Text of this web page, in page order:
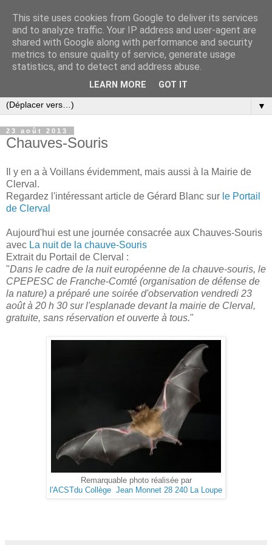
▼
23 août 2013
Chauves-Souris
Il y en a à Voillans évidemment, mais aussi à la Mairie de
Clerval.
Regardez l'intéressant article de Gérard Blanc sur le Portail
de Clerval
Aujourd'hui est une journée consacrée aux Chauves-Souris
avec La nuit de la chauve-Souris
Extrait du Portail de Clerval :
"Dans le cadre de la nuit européenne de la chauve-souris, le
CPEPESC de Franche-Comté (organisation de défense de
la nature) a préparé une soirée d'observation vendredi 23
août à 20 h 30 sur l'esplanade devant la mairie de Clerval,
gratuite, sans réservation et ouverte à tous."
Remarquable photo réalisée par
l'ACSTdu Collège Jean Monnet 28 240 La Loupe
This site uses cookies from Google to deliver its services
and to analyze traffic. Your IP address and user-agent are
shared with Google along with performance and security
metrics to ensure quality of service, generate usage
statistics, and to detect and address abuse.
LEARN MORE GOT IT